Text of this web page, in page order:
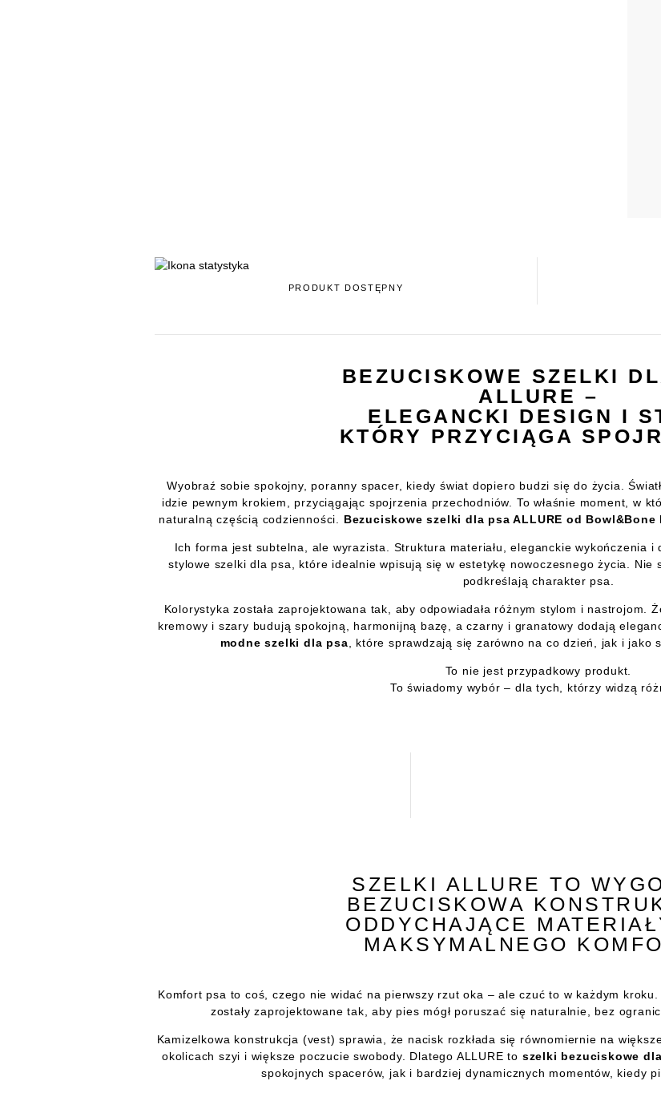
PRODUKT DOSTĘPNY
BEZUCISKOWE SZELKI
ALLURE –
ELEGANCKI DESIGN I
KTÓRY PRZYCIĄGA
Wyobraź sobie spokojny, poranny spacer, kiedy świat dopiero budzi się do życia.
idzie pewnym krokiem, przyciągając spojrzenia przechodniów. To właśnie moment, w
naturalną częścią codzienności. Bezuciskowe szelki dla psa ALLURE od Bowl&Bone
Ich forma jest subtelna, ale wyrazista. Struktura materiału, eleganckie wykończenia
stylowe szelki dla psa, które idealnie wpisują się w estetykę nowoczesnego życia. Nie
podkreślają charakter psa.
Kolorystyka została zaprojektowana tak, aby odpowiadała różnym stylom i nastrojom.
kremowy i szary budują spokojną, harmonijną bazę, a czarny i granatowy dodają
modne szelki dla psa , które sprawdzają się zarówno na co dzień, jak i jako
To nie jest przypadkowy produkt.
To świadomy wybór – dla tych, którzy widzą
SZELKI ALLURE TO
BEZUCISKOWA
ODDYCHAJĄCE
MAKSYMALNEGO
Komfort psa to coś, czego nie widać na pierwszy rzut oka – ale czuć to w każdym kroku.
zostały zaprojektowane tak, aby pies mógł poruszać się naturalnie, bez
Kamizelkowa konstrukcja (vest) sprawia, że nacisk rozkłada się równomiernie na
okolicach szyi i większe poczucie swobody. Dlatego ALLURE to szelki bezuciskowe
spokojnych spacerów, jak i bardziej dynamicznych momentów, kiedy